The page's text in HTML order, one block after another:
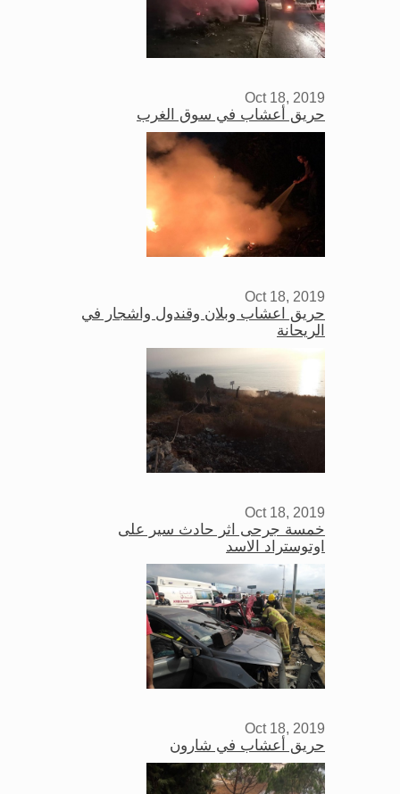
Oct 18, 2019
حريق أعشاب في سوق الغرب
Oct 18, 2019
حريق اعشاب وبلان وقندول واشجار في
الريحانة
Oct 18, 2019
خمسة جرحى اثر حادث سير على
اوتوستراد الاسد
Oct 18, 2019
حريق أعشاب في شارون